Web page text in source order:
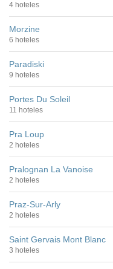
4 hoteles
Morzine
6 hoteles
Paradiski
9 hoteles
Portes Du Soleil
11 hoteles
Pra Loup
2 hoteles
Pralognan La Vanoise
2 hoteles
Praz-Sur-Arly
2 hoteles
Saint Gervais Mont Blanc
3 hoteles